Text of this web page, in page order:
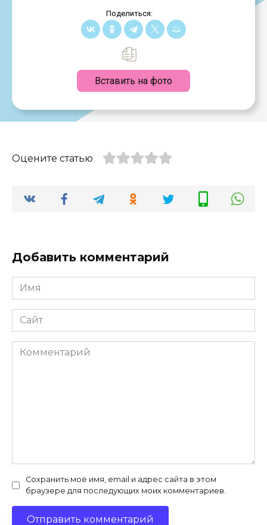
Поделиться:
Вставить на фото
Оцените статью
Добавить комментарий
Имя
*
Сайт
Комментарий
Сохранить моё имя, email и адрес сайта в этом
браузере для последующих моих комментариев.